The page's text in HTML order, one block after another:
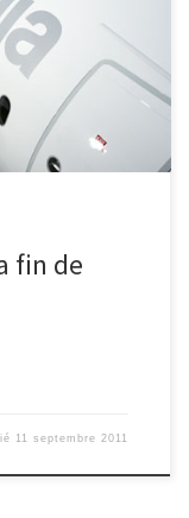
cesser ses
Au même
fin de
11 septembre 2011